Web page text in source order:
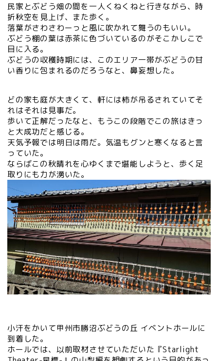
民家とぶどう畑の間を一人くねくねと行きながら、時
折秋空を見上げ、また歩く。
落葉がさわさわーっと風に吹かれて舞うのもいい。
ぶどう棚の葉は赤茶に色づいているのがそこかしこで
目に入る。
ぶどうの収穫時期には、このエリア一帯がぶどうの甘
い香りに包まれるのだろうなと、鼻妄想した。
どの家も庭が大きくて、軒には柿が吊るされていてそ
れはそれは見事だ。
歩いて正解だったなと、もうこの段階でこの旅はきっ
と大成功だと感じる。
天気予報では明日は雨だ。気温もグンと寒くなると言
っていた。
ならばこの秋晴れを心ゆくまで堪能しようと、歩く足
取りにも力が湧いた。
小汗をかいて甲州市勝沼ぶどうの丘 イベントホールに
到着した。
ホールでは、以前取材させていただいた『Starlight